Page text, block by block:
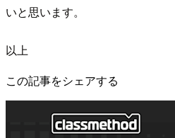
いと思います。
以上
この記事をシェアする